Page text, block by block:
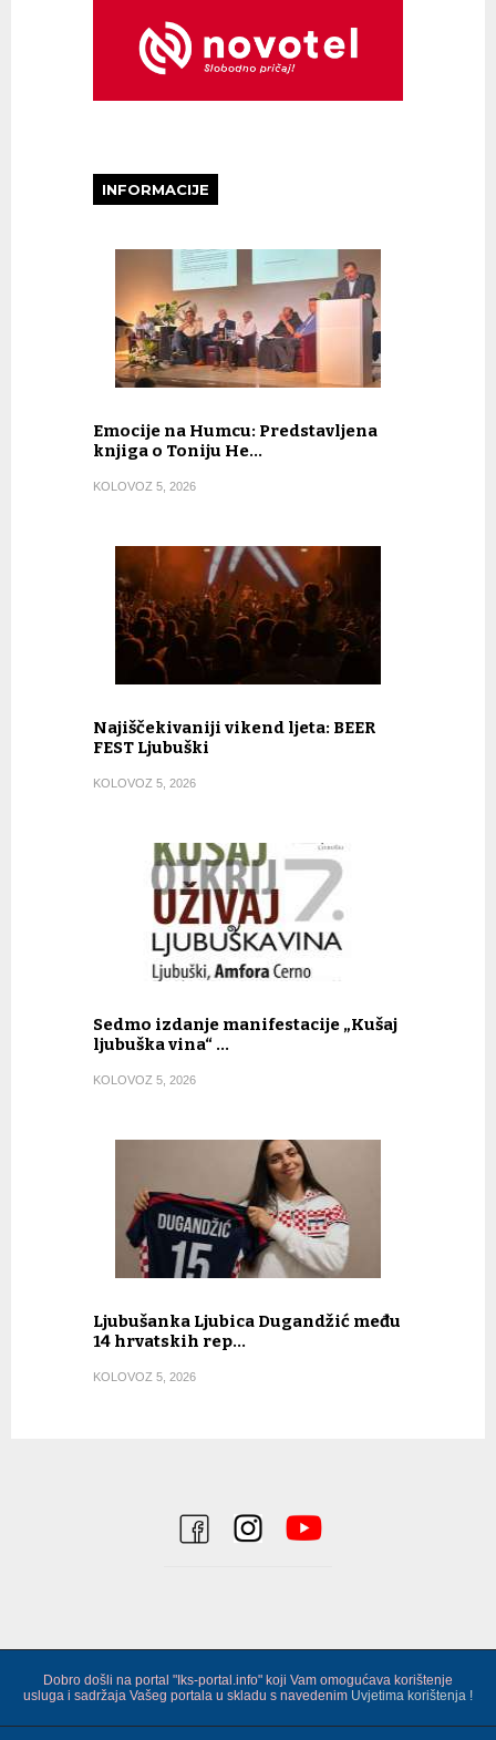
INFORMACIJE
Emocije na Humcu: Predstavljena
knjiga o Toniju He…
KOLOVOZ 5, 2026
Najiščekivaniji vikend ljeta: BEER
FEST Ljubuški
KOLOVOZ 5, 2026
Sedmo izdanje manifestacije „Kušaj
ljubuška vina“ …
KOLOVOZ 5, 2026
Ljubušanka Ljubica Dugandžić među
14 hrvatskih rep…
KOLOVOZ 5, 2026
Dobro došli na portal "Iks-portal.info" koji Vam omogućava korištenje
usluga i sadržaja Vašeg portala u skladu s navedenim Uvjetima korištenja !